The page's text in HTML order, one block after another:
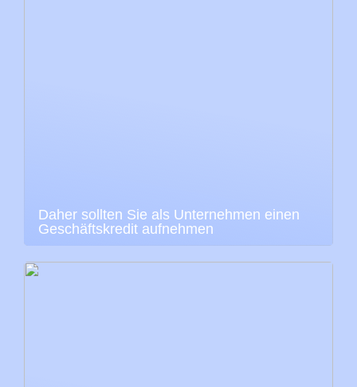
Daher sollten Sie als Unternehmen einen
Geschäftskredit aufnehmen